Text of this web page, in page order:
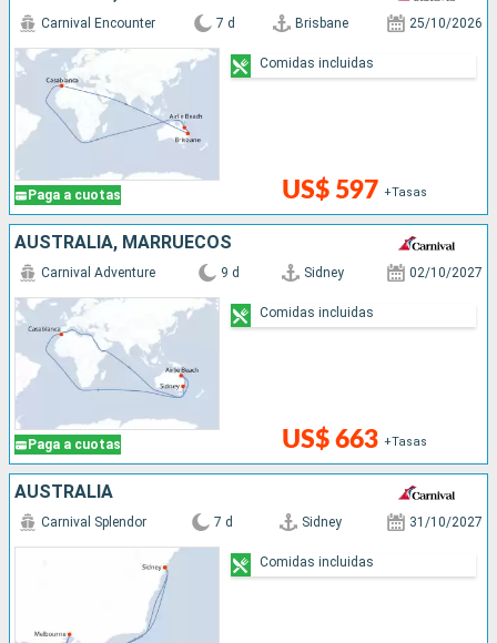
Paga a cuotas
Carnival Encounter 7 d Brisbane 25/10/2026
US$ 597 +Tasas
Comidas incluidas
AUSTRALIA, MARRUECOS
Paga a cuotas
Carnival Adventure 9 d Sidney 02/10/2027
US$ 663 +Tasas
Comidas incluidas
AUSTRALIA
Carnival Splendor 7 d Sidney 31/10/2027
Comidas incluidas